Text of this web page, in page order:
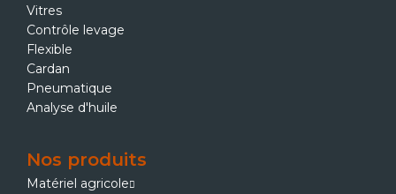
Vitres
Contrôle levage
Flexible
Cardan
Pneumatique
Analyse d'huile
Nos produits
Matériel agricole